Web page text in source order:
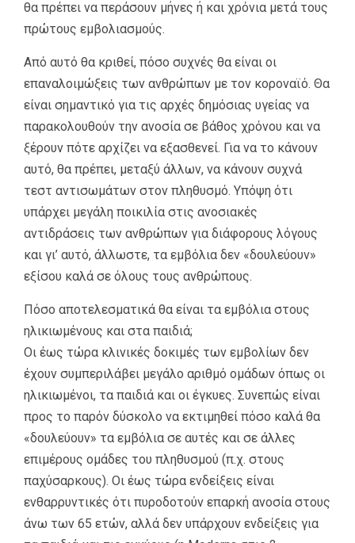
θα πρέπει να περάσουν μήνες ή και χρόνια μετά τους
πρώτους εμβολιασμούς.
Από αυτό θα κριθεί, πόσο συχνές θα είναι οι
επαναλοιμώξεις των ανθρώπων με τον κοροναϊό. Θα
είναι σημαντικό για τις αρχές δημόσιας υγείας να
παρακολουθούν την ανοσία σε βάθος χρόνου και να
ξέρουν πότε αρχίζει να εξασθενεί. Για να το κάνουν
αυτό, θα πρέπει, μεταξύ άλλων, να κάνουν συχνά
τεστ αντισωμάτων στον πληθυσμό. Υπόψη ότι
υπάρχει μεγάλη ποικιλία στις ανοσιακές
αντιδράσεις των ανθρώπων για διάφορους λόγους
και γι’ αυτό, άλλωστε, τα εμβόλια δεν «δουλεύουν»
εξίσου καλά σε όλους τους ανθρώπους.
Πόσο αποτελεσματικά θα είναι τα εμβόλια στους
ηλικιωμένους και στα παιδιά;
Οι έως τώρα κλινικές δοκιμές των εμβολίων δεν
έχουν συμπεριλάβει μεγάλο αριθμό ομάδων όπως οι
ηλικιωμένοι, τα παιδιά και οι έγκυες. Συνεπώς είναι
προς το παρόν δύσκολο να εκτιμηθεί πόσο καλά θα
«δουλεύουν» τα εμβόλια σε αυτές και σε άλλες
επιμέρους ομάδες του πληθυσμού (π.χ. στους
παχύσαρκους). Οι έως τώρα ενδείξεις είναι
ενθαρρυντικές ότι πυροδοτούν επαρκή ανοσία στους
άνω των 65 ετών, αλλά δεν υπάρχουν ενδείξεις για